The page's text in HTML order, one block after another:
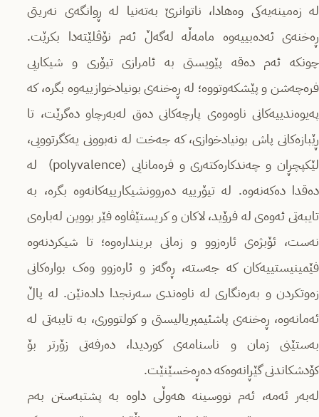
لە زەمینەیەكی وه‌هادا، ناتوانرێ به‌تەنیا لە ڕوانگەی نەریتی
ڕەخنەی ئەدەبییەوە مامه‌ڵه‌ له‌گه‌ڵ ئه‌م نۆڤلێته‌دا بكرێت.
چونكه‌ ئەم دەقە پێویستی بە ئامرازی تیۆری و شیکاریی
فره‌چه‌شن و پێشکەوتووە؛ لە ڕەخنەی بونیادخوازییه‌وه‌ بگره،‌ کە
پەیوەندییەکانی ناوەوەی پارچەکانی دەق لەبەرچاو دەگرێت، تا
ڕێبازه‌كانی پاش بونیادخوازی، کە جه‌خت له‌ نەبوونی یەکگرتوویی،
لێكپچڕان و چەندكاره‌كته‌ری و فره‌مانایی (polyvalence) لە
دەقدا دەکەنەوە. لە تیۆرییە دەروونشیکارییەکانه‌وه بگره‌‌، بە
تایبەتی ئەوەی لە فرۆید، لاکان و کریستێڤاوە فێر بووین له‌بارەی
نه‌ست، ئۆبژەی ئاره‌زوو و زمانی برینداره‌وه‌؛ تا شیکردنەوە
فێمینیستییەکان کە جەستە، ڕەگەز و ئارەزوو وەک بوارەکانی
زەوتکردن و بەرەنگاری لە ناوەندی سەرنجدا دادەنێن. لە پاڵ
ئەمانەوە، ڕەخنەی پاشئیمپریالیستی و کولتووری، بە تایبەتی لە
به‌ستێنی زمان و ناسنامەی کوردیدا، دەرفەتی زۆرتر بۆ
کۆدشکاندنی گێڕانەوەكه‌ ده‌ڕه‌خسێنێت.
له‌به‌ر ئه‌مه‌،‌ ئەم نووسینە هەوڵی داوە بە پشتبەستن بەم